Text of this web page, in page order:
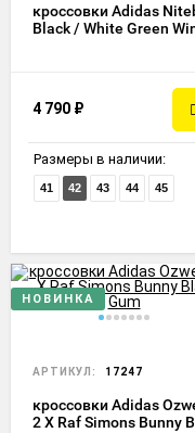
кроссовки Adidas
Black / White Green
4 790 ₽
Размеры в наличии:
41 42 43 44 45
НОВИНКА
АРТИКУЛ: 17247
кроссовки Adidas
2 X Raf Simons Bunny